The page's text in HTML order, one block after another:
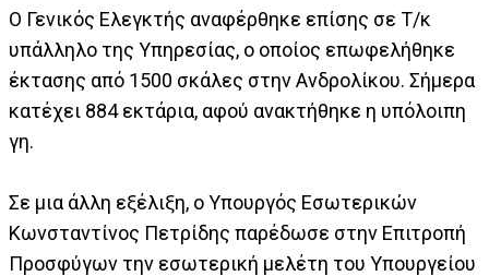
Ο Γενικός Ελεγκτής αναφέρθηκε επίσης σε Τ/κ
υπάλληλο της Υπηρεσίας, ο οποίος επωφελήθηκε
έκτασης από 1500 σκάλες στην Ανδρολίκου. Σήμερα
κατέχει 884 εκτάρια, αφού ανακτήθηκε η υπόλοιπη
γη.
Σε μια άλλη εξέλιξη, ο Υπουργός Εσωτερικών
Κωνσταντίνος Πετρίδης παρέδωσε στην Επιτροπή
Προσφύγων την εσωτερική μελέτη του Υπουργείου